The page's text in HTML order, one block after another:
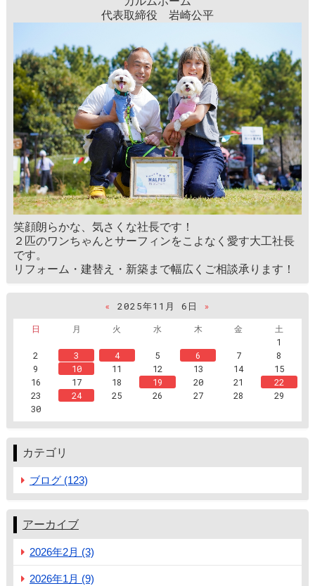
代表取締役 岩崎公平
笑顔朗らかな、気さくな社長です！
２匹のワンちゃんとサーフィンをこよなく愛す大工社長
です。
リフォーム・建替え・新築まで幅広くご相談承ります！
« 2025年11月 6日
»
日
月 火 水 木 金
土
1
2
3 4 5 6 7
8
9
10 11 12 13 14
15
16
17 18 19 20 21
22
23
24 25 26 27 28
29
30
カテゴリ
ブログ (123)
アーカイブ
2026年2月 (3)
2026年1月 (9)